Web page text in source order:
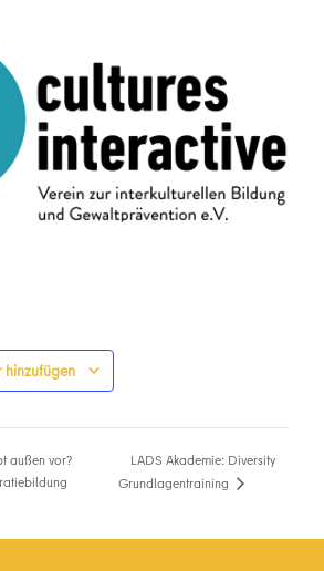
außen vor?
LADS Akademie: Diversity
Grundlagentraining